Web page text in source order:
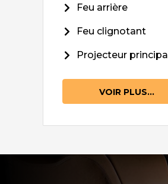
Feu arrière
Feu clignotant
Projecteur principal
VOIR PLUS...